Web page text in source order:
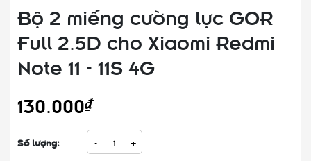
Bộ 2 miếng cường lực GOR
Full 2.5D cho Xiaomi Redmi
Note 11 - 11S 4G
130.000₫
Số lượng: - +